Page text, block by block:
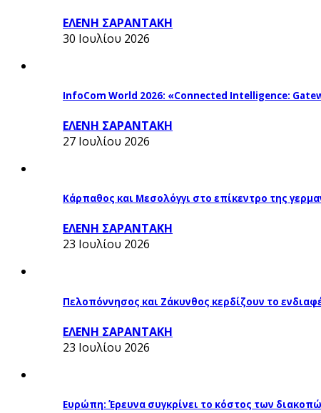
ΕΛΕΝΗ ΣΑΡΑΝΤΑΚΗ
30 Ιουλίου 2026
InfoCom World 2026: «Connected Intelligence:
ΕΛΕΝΗ ΣΑΡΑΝΤΑΚΗ
27 Ιουλίου 2026
Κάρπαθος και Μεσολόγγι στο επίκεντρο της
ΕΛΕΝΗ ΣΑΡΑΝΤΑΚΗ
23 Ιουλίου 2026
Πελοπόννησος και Ζάκυνθος κερδίζουν το
ΕΛΕΝΗ ΣΑΡΑΝΤΑΚΗ
23 Ιουλίου 2026
Ευρώπη: Έρευνα συγκρίνει το κόστος των